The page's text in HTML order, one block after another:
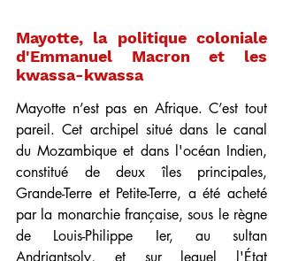
Mayotte, la politique coloniale
d'Emmanuel Macron et les
kwassa-kwassa
Mayotte n’est pas en Afrique. C’est tout
pareil. Cet archipel situé dans le canal
du Mozambique et dans l'océan Indien,
constitué de deux îles principales,
Grande-Terre et Petite-Terre, a été acheté
par la monarchie française, sous le règne
de Louis-Philippe Ier, au sultan
Andriantsoly, et sur lequel l'État